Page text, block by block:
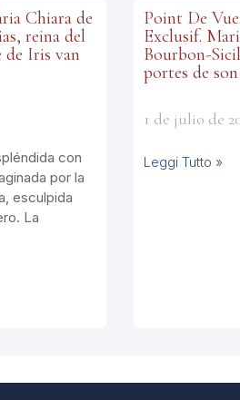
Chiara de
reina del
de Iris van
con
por la
esculpida
La
Point De
Exclusif.
Bourbon-
portes de
1 de julio de
Leggi Tutto »